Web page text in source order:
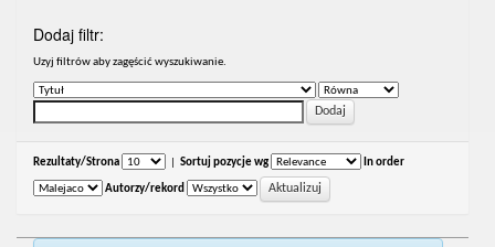
Dodaj filtr:
Uzyj filtrów aby zagęścić wyszukiwanie.
Rezultaty/Strona Sortuj pozycje wg In order
Autorzy/rekord